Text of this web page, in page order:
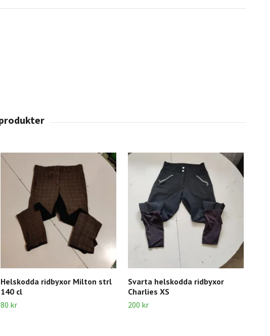
Helskodda ridbyxor Milton strl
140 cl
80 kr
Svarta helskodda ridbyxor
Charlies XS
200 kr